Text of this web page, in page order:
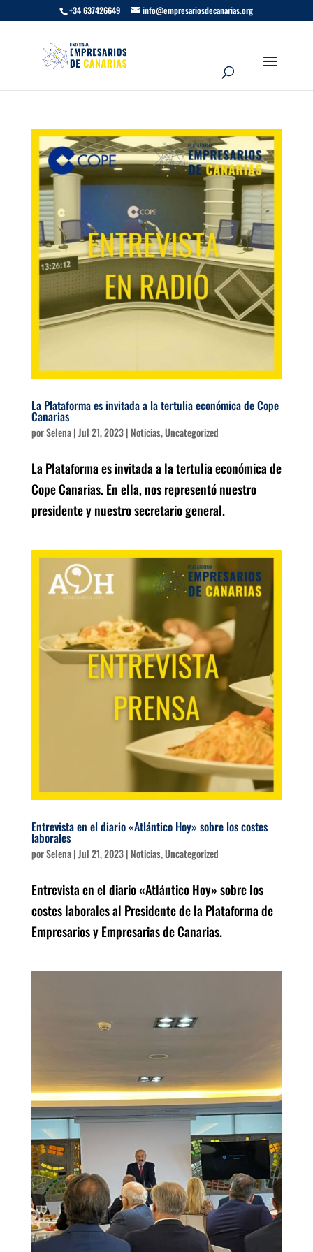
+34 637426649 info@empresariosdecanarias.org
La Plataforma es invitada a la tertulia económica de Cope
Canarias
porSelena|Jul 21, 2023| Noticias,Uncategorized
La Plataforma es invitada a la tertulia económica de
Cope Canarias. En ella, nos representó nuestro
presidente y nuestro secretario general.
Entrevista en el diario «Atlántico Hoy» sobre los costes
laborales
porSelena|Jul 21, 2023| Noticias,Uncategorized
Entrevista en el diario «Atlántico Hoy» sobre los
costes laborales al Presidente de la Plataforma de
Empresarios y Empresarias de Canarias.